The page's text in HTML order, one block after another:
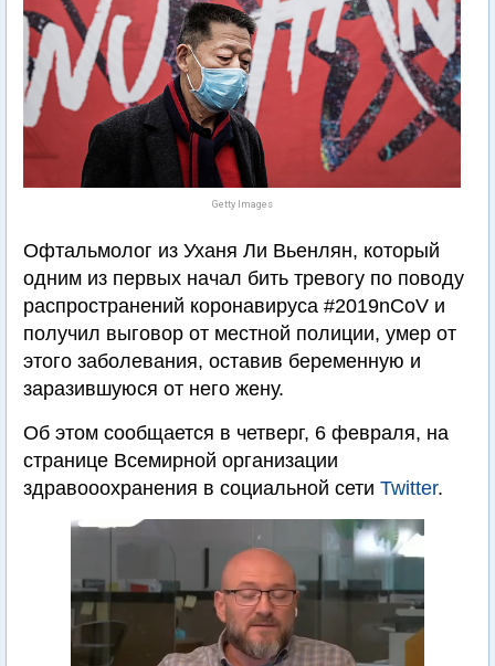
Getty Images
Офтальмолог из Уханя Ли Вьенлян, который
одним из первых начал бить тревогу по поводу
распространений коронавируса #2019nCoV и
получил выговор от местной полиции, умер от
этого заболевания, оставив беременную и
заразившуюся от него жену.
Об этом сообщается в четверг, 6 февраля, на
странице Всемирной организации
здравооохранения в социальной сети Twitter.